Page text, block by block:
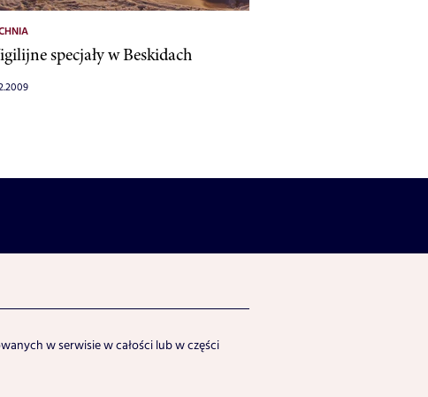
specjały w Beskidach
w serwisie w całości lub w części